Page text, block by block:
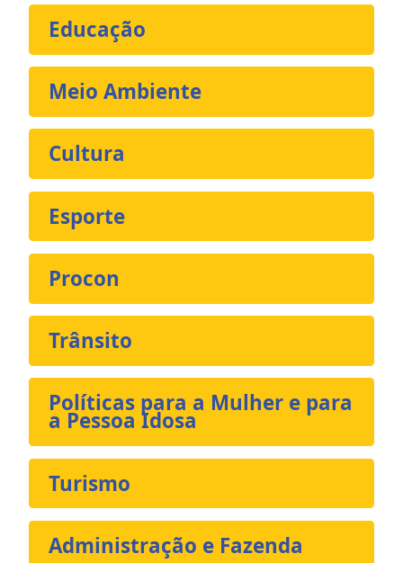
Educação
Meio Ambiente
Cultura
Esporte
Procon
Trânsito
Políticas para a Mulher e para
a Pessoa Idosa
Turismo
Administração e Fazenda